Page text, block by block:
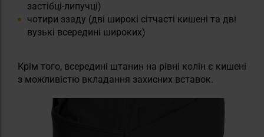
застібці-липучці)
чотири ззаду (дві широкі сітчасті кишені та дві
вузькі всередині широких)
Крім того, всередині штанин на рівні колін є кишені
з можливістю вкладання захисних вставок.